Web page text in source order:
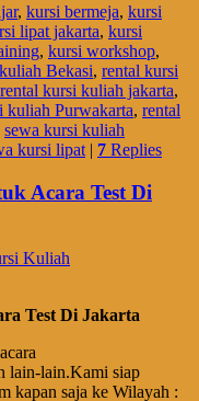
, kursi bermeja, kursi
lipat jakarta, kursi
, kursi workshop,
Bekasi, rental kursi
rental kursi kuliah jakarta,
kuliah Purwakarta, rental
sewa kursi kuliah
kursi lipat | 7 Replies
Acara Test Di
Kuliah
Test Di Jakarta
lain-lain.Kami siap
kapan saja ke Wilayah :